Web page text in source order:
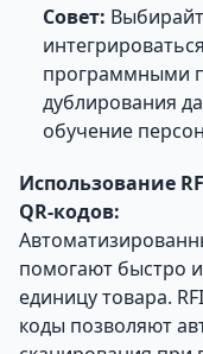
Совет:
программными
дублирования
обучение
Использование
QR-кодов:
помогают быстро
единицу товара.
коды позволяют